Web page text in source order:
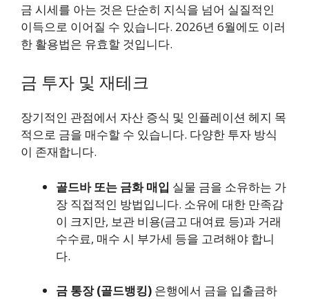
금 시세를 아는 것은 단순히 지식을 넘어 실질적인
이득으로 이어질 수 있습니다. 2026년 6월에도 이러
한 활용법은 유효할 것입니다.
금 투자 및 재테크
장기적인 관점에서 자산 증식 및 인플레이션 헤지 목
적으로 금을 매수할 수 있습니다. 다양한 투자 방식
이 존재합니다.
골드바 또는 금화 매입 실물 금을 소유하는 가
장 직접적인 방법입니다. 소유에 대한 만족감
이 크지만, 보관 비용(금고 대여료 등)과 거래
수수료, 매수 시 부가세 등을 고려해야 합니
다.
금 통장 (골드뱅킹) 은행에서 금을 입출금하